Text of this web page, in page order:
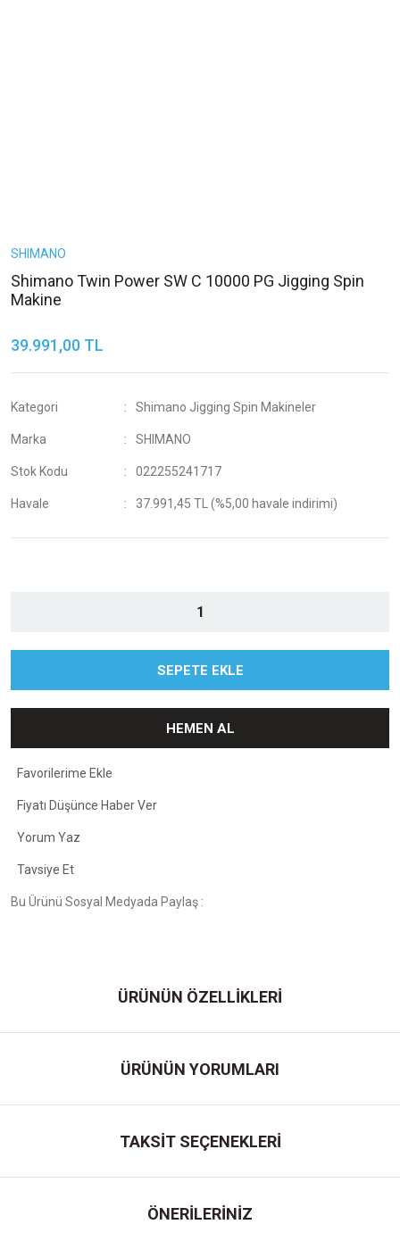
SHIMANO
Shimano Twin Power SW C 10000 PG Jigging Spin
Makine
39.991,00 TL
Kategori Shimano Jigging Spin Makineler
Marka SHIMANO
Stok Kodu 022255241717
Havale 37.991,45 TL (%5,00 havale indirimi)
SEPETE EKLE
HEMEN AL
Fiyatı Düşünce Haber Ver
Yorum Yaz
Tavsiye Et
Bu Ürünü Sosyal Medyada Paylaş :
ÜRÜNÜN ÖZELLİKLERİ
ÜRÜNÜN YORUMLARI
TAKSİT SEÇENEKLERİ
ÖNERİLERİNİZ